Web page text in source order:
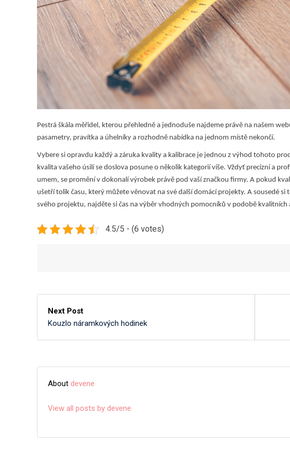
Pestrá škála měřidel, kterou přehledně a jednoduše najdeme právě na našem
pasametry, pravítka a úhelníky a rozhodně nabídka na jednom místě nekončí.
Vybere si opravdu každý a záruka kvality a kalibrace je jednou z výhod tohoto
kvalita vašeho úsilí se doslova posune o několik kategorií víše. Vždyť precizní a
umem, se promění v dokonalí výrobek právě pod vaší značkou firmy. A pokud
ušetří tolik času, který můžete věnovat na své další domácí projekty. A sousedé
svého projektu, najděte si čas na výběr vhodných pomocníků v podobě kvalitních
4.5/5 - (6 votes)
Next Post
Kouzlo náramkových hodinek
About devene
View all posts by devene